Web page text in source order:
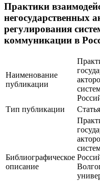
Практики
негосударственных
регулирования
коммуникации в
Наименование
публикации
Тип публикации
Статья
Библиографическое
описание